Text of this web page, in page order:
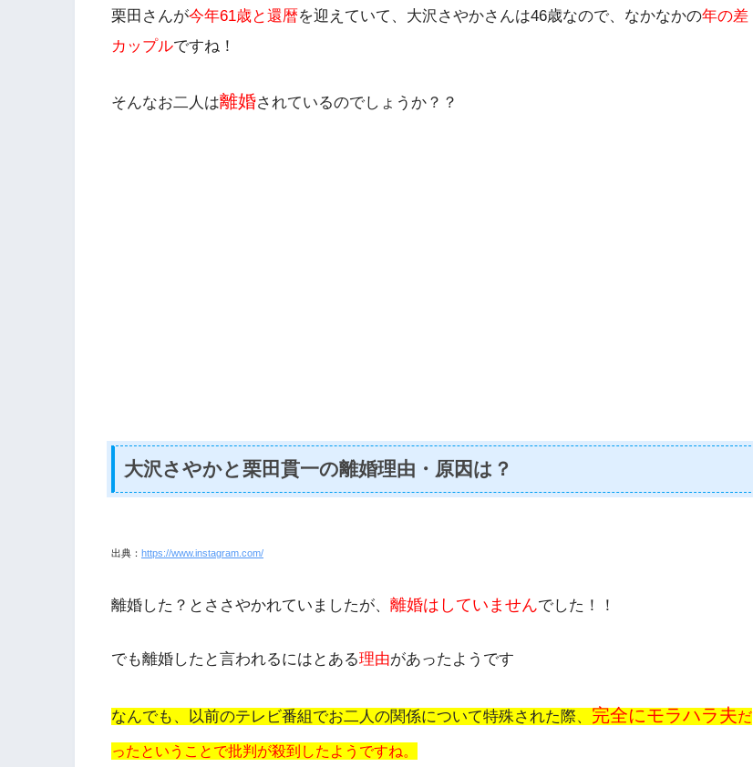
栗田さんが今年61歳と還暦を迎えていて、大沢さやかさんは46歳なので、なかなかの年の差
カップルですね！
そんなお二人は離婚されているのでしょうか？？
大沢さやかと栗田貫一の離婚理由・原因は？
出典： https://www.instagram.com/
離婚した？とささやかれていましたが、 離婚はしていませんでした！！
でも離婚したと言われるにはとある理由があったようです
なんでも、以前のテレビ番組でお二人の関係について特殊された際、 完全にモラハラ夫だ
ったということで批判が殺到したようですね。